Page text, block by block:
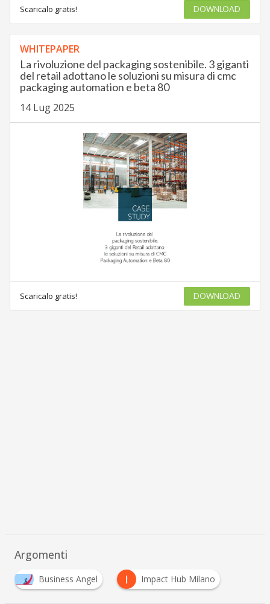
Scaricalo gratis! DOWNLOAD
WHITEPAPER
La rivoluzione del packaging sostenibile. 3 giganti
del retail adottano le soluzioni su misura di cmc
packaging automation e beta 80
14 Lug 2025
Scaricalo gratis! DOWNLOAD
Argomenti
Business Angel I Impact Hub Milano